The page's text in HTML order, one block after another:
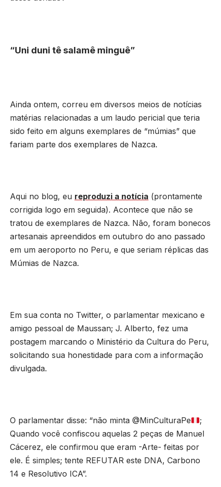
“Uni duni tê salamê minguê”
Ainda ontem, correu em diversos meios de notícias
matérias relacionadas a um laudo pericial que teria
sido feito em alguns exemplares de “múmias” que
fariam parte dos exemplares de Nazca.
Aqui no blog, eu reproduzi a notícia (prontamente
corrigida logo em seguida). Acontece que não se
tratou de exemplares de Nazca. Não, foram bonecos
artesanais apreendidos em outubro do ano passado
em um aeroporto no Peru, e que seriam réplicas das
Múmias de Nazca.
Em sua conta no Twitter, o parlamentar mexicano e
amigo pessoal de Maussan; J. Alberto, fez uma
postagem marcando o Ministério da Cultura do Peru,
solicitando sua honestidade para com a informação
divulgada.
O parlamentar disse: “não minta @MinCulturaPe
;
Quando você confiscou aquelas 2 peças de Manuel
Cácerez, ele confirmou que eram -Arte- feitas por
ele. É simples; tente REFUTAR este DNA, Carbono
14 e Resolutivo ICA”.